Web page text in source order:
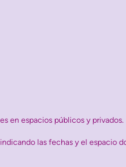
en espacios públicos y privados.
las fechas y el espacio